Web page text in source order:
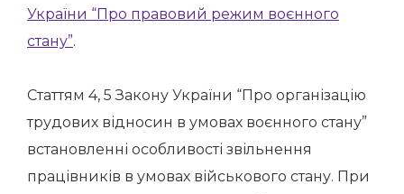
України “Про правовий режим воєнного
стану”.
Статтям 4, 5 Закону України “Про організацію
трудових відносин в умовах воєнного стану”
встановленні особливості звільнення
працівників в умовах військового стану. При